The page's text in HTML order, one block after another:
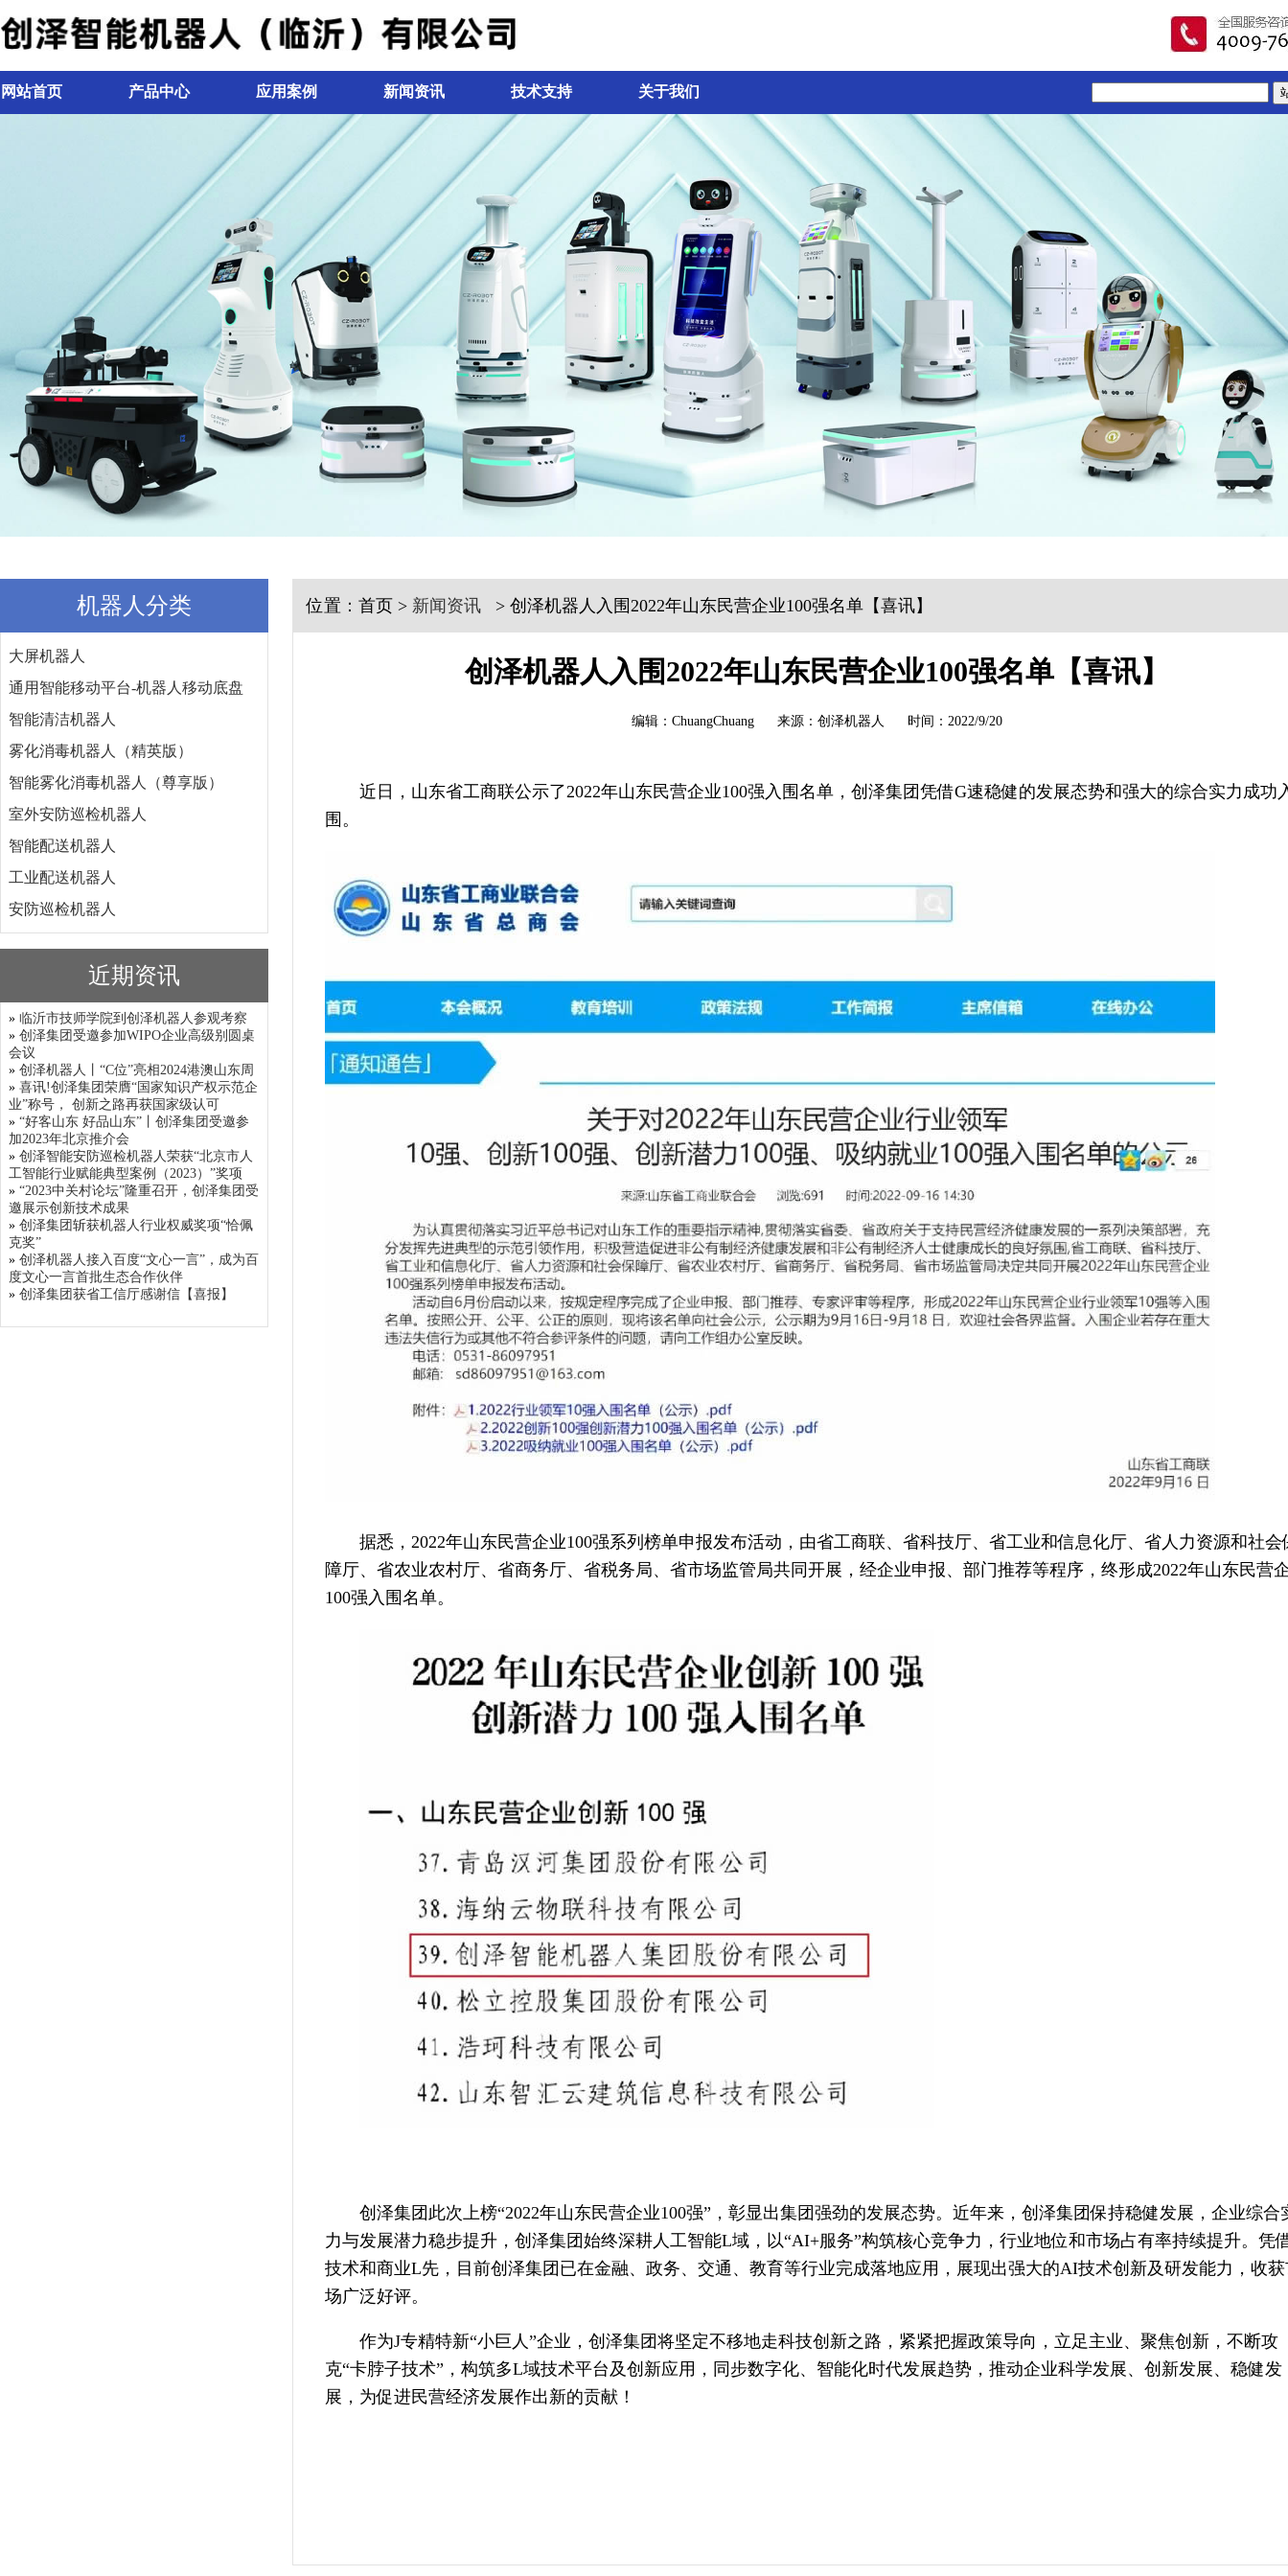
网站首页 产品中心 应用案例 新闻资讯 技术支持 关于我们
位置：首页 > 新闻资讯 > 创泽机器人入围2022年山东民营企业100强名单【喜讯】
创泽机器人入围2022年山东民营企业100强名单【喜讯】
编辑：ChuangChuang 来源：创泽机器人 时间：2022/9/20
近日，山东省工商联公示了2022年山东民营企业100强入围名单，创泽集团凭借G速稳健的发展态势和强大的综合实力成功
围。
据悉，2022年山东民营企业100强系列榜单申报发布活动，由省工商联、省科技厅、省工业和信息化厅、省人力资源和社会
障厅、省农业农村厅、省商务厅、省税务局、省市场监管局共同开展，经企业申报、部门推荐等程序，终形成2022年山东民营
100强入围名单。
创泽集团此次上榜“2022年山东民营企业100强”，彰显出集团强劲的发展态势。近年来，创泽集团保持稳健发展，企业综合
力与发展潜力稳步提升，创泽集团始终深耕人工智能L域，以“AI+服务”构筑核心竞争力，行业地位和市场占有率持续提升。凭
技术和商业L先，目前创泽集团已在金融、政务、交通、教育等行业完成落地应用，展现出强大的AI技术创新及研发能力，收
场广泛好评。
作为J专精特新“小巨人”企业，创泽集团将坚定不移地走科技创新之路，紧紧把握政策导向，立足主业、聚焦创新，不断攻
克“卡脖子技术”，构筑多L域技术平台及创新应用，同步数字化、智能化时代发展趋势，推动企业科学发展、创新发展、稳健发
展，为促进民营经济发展作出新的贡献！‍
机器人分类
大屏机器人
通用智能移动平台-机器人移动底盘
智能清洁机器人
雾化消毒机器人（精英版）
智能雾化消毒机器人（尊享版）
室外安防巡检机器人
智能配送机器人
工业配送机器人
安防巡检机器人
近期资讯
» 临沂市技师学院到创泽机器人参观考察
» 创泽集团受邀参加WIPO企业高级别圆桌
会议
» 创泽机器人丨“C位”亮相2024港澳山东周
» 喜讯!创泽集团荣膺“国家知识产权示范企
业”称号， 创新之路再获国家级认可
» “好客山东 好品山东”丨创泽集团受邀参
加2023年北京推介会
» 创泽智能安防巡检机器人荣获“北京市人
工智能行业赋能典型案例（2023）”奖项
» “2023中关村论坛”隆重召开，创泽集团受
邀展示创新技术成果
» 创泽集团斩获机器人行业权威奖项“恰佩
克奖”
» 创泽机器人接入百度“文心一言”，成为百
度文心一言首批生态合作伙伴
» 创泽集团获省工信厅感谢信【喜报】